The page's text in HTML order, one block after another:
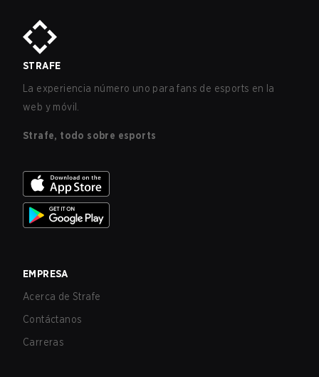
STRAFE
La experiencia número uno para fans de esports en la
web y móvil.
Strafe, todo sobre esports
EMPRESA
Acerca de Strafe
Contáctanos
Carreras